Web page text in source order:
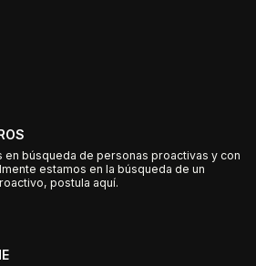
en búsqueda de personas proactivas y con
estamos en la búsqueda de un
postula aquí.